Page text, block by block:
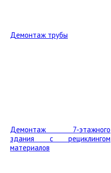
Демонтаж трубы
Демонтаж 7-этажного
здания с рециклингом
материалов